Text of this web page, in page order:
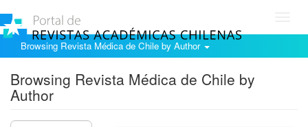
Browsing Revista Médica de Chile by Author
Browsing Revista Médica de Chile by
Author